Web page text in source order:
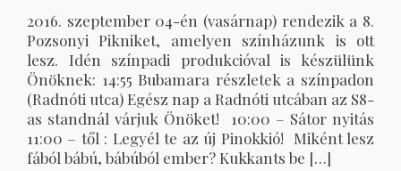
2016. szeptember 04-én (vasárnap) rendezik a 8.
Pozsonyi Pikniket, amelyen színházunk is ott
lesz. Idén színpadi produkcióval is készülünk
Önöknek: 14:55 Bubamara részletek a színpadon
(Radnóti utca) Egész nap a Radnóti utcában az S8-
as standnál várjuk Önöket! 10:00 – Sátor nyitás
11:00 – től : Legyél te az új Pinokkió! Miként lesz
fából bábú, bábúból ember? Kukkants be […]